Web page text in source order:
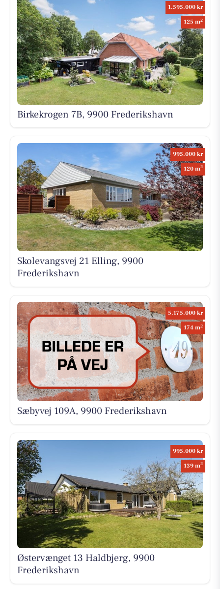
1.595.000 kr
125 m2
Birkekrogen 7B, 9900 Frederikshavn
995.000 kr
120 m2
Skolevangsvej 21 Elling, 9900
Frederikshavn
5.175.000 kr
174 m2
Sæbyvej 109A, 9900 Frederikshavn
995.000 kr
139 m2
Østervænget 13 Haldbjerg, 9900
Frederikshavn